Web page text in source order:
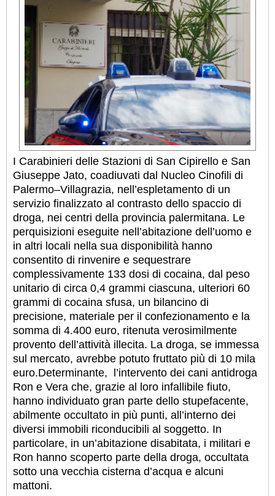
I Carabinieri delle Stazioni di San Cipirello e San
Giuseppe Jato, coadiuvati dal Nucleo Cinofili di
Palermo–Villagrazia, nell’espletamento di un
servizio finalizzato al contrasto dello spaccio di
droga, nei centri della provincia palermitana. Le
perquisizioni eseguite nell’abitazione dell’uomo e
in altri locali nella sua disponibilità hanno
consentito di rinvenire e sequestrare
complessivamente 133 dosi di cocaina, dal peso
unitario di circa 0,4 grammi ciascuna, ulteriori 60
grammi di cocaina sfusa, un bilancino di
precisione, materiale per il confezionamento e la
somma di 4.400 euro, ritenuta verosimilmente
provento dell’attività illecita. La droga, se immessa
sul mercato, avrebbe potuto fruttato più di 10 mila
euro.Determinante, l’intervento dei cani antidroga
Ron e Vera che, grazie al loro infallibile fiuto,
hanno individuato gran parte dello stupefacente,
abilmente occultato in più punti, all’interno dei
diversi immobili riconducibili al soggetto. In
particolare, in un’abitazione disabitata, i militari e
Ron hanno scoperto parte della droga, occultata
sotto una vecchia cisterna d’acqua e alcuni
mattoni.